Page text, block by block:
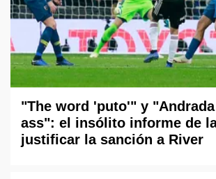
"The word 'puto'" y
ass": el insólito informe de
justificar la sanción a River